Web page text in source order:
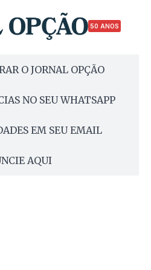
50 ANOS
O JORNAL OPÇÃO
NO SEU WHATSAPP
EM SEU EMAIL
AQUI